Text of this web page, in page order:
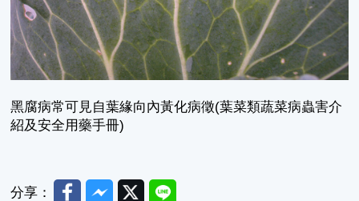
黑腐病常可見自葉緣向內黃化病徵(葉菜類蔬菜病蟲害介
紹及安全用藥手冊)
分享： FacebookMessenger
TwitterLine